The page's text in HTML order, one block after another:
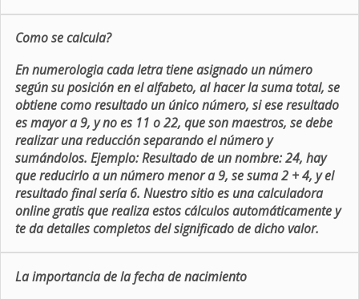
Como se calcula?
En numerologia cada letra tiene asignado un número
según su posición en el alfabeto, al hacer la suma total, se
obtiene como resultado un único número, si ese resultado
es mayor a 9, y no es 11 o 22, que son maestros, se debe
realizar una reducción separando el número y
sumándolos. Ejemplo: Resultado de un nombre: 24, hay
que reducirlo a un número menor a 9, se suma 2 + 4, y el
resultado final sería 6. Nuestro sitio es una calculadora
online gratis que realiza estos cálculos automáticamente y
te da detalles completos del significado de dicho valor.
La importancia de la fecha de nacimiento